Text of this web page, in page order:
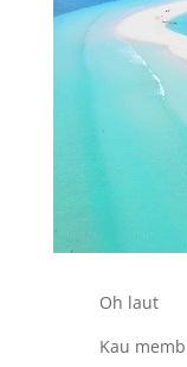
Oh laut
Kau